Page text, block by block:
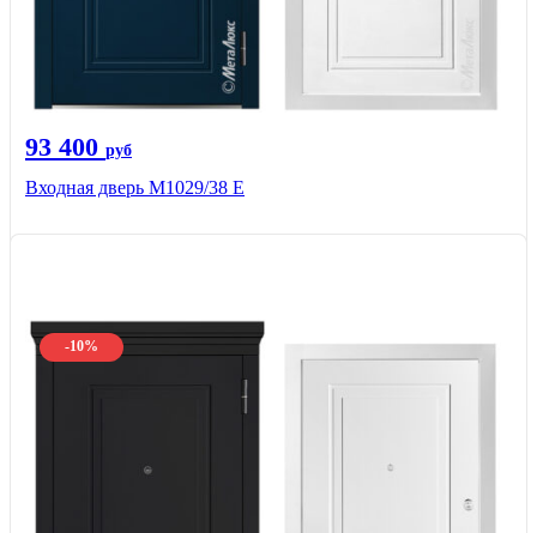
93 400 руб
Входная дверь М1029/38 E
-10%